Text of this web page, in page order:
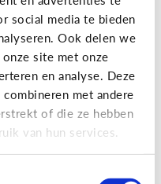
social media te bieden
Ook delen we
site met onze
en analyse. Deze
met andere
of die ze hebben
van hun services.